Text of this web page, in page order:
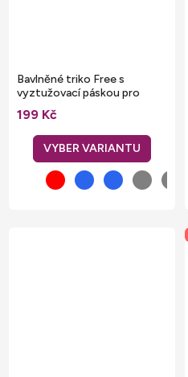
Bavlněné triko Free s
vyztužovací páskou pro
vyšší odolnost a pohodlí
199 Kč